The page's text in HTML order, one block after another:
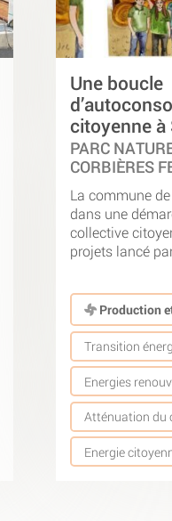
Une boucle
citoyenne à
PARC
CORBIÈRES
La commune
dans une
collective
projets lancé
Production
Transition
Energies
Atténuation du
Energie